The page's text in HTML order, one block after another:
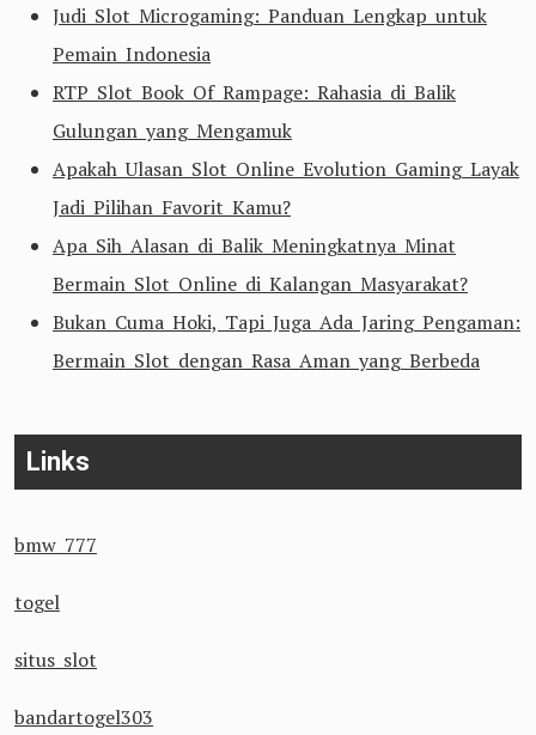
Judi Slot Microgaming: Panduan Lengkap untuk
Pemain Indonesia
RTP Slot Book Of Rampage: Rahasia di Balik
Gulungan yang Mengamuk
Apakah Ulasan Slot Online Evolution Gaming Layak
Jadi Pilihan Favorit Kamu?
Apa Sih Alasan di Balik Meningkatnya Minat
Bermain Slot Online di Kalangan Masyarakat?
Bukan Cuma Hoki, Tapi Juga Ada Jaring Pengaman:
Bermain Slot dengan Rasa Aman yang Berbeda
Links
bmw 777
togel
situs slot
bandartogel303